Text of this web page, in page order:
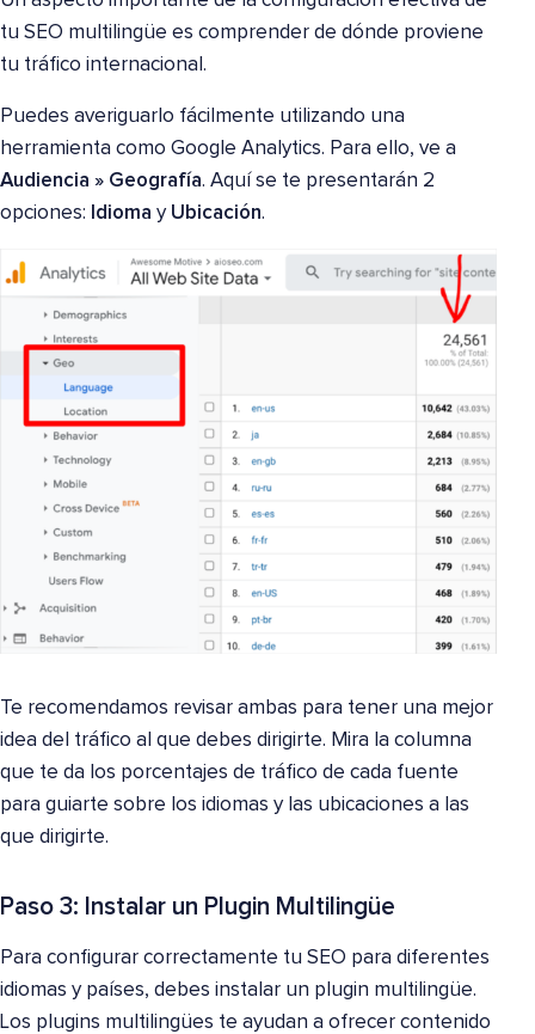
tu SEO multilingüe es comprender de dónde proviene
tu tráfico internacional.
Puedes averiguarlo fácilmente utilizando una
herramienta como Google Analytics. Para ello, ve a
Audiencia » Geografía. Aquí se te presentarán 2
opciones: Idioma y Ubicación.
Te recomendamos revisar ambas para tener una mejor
idea del tráfico al que debes dirigirte. Mira la columna
que te da los porcentajes de tráfico de cada fuente
para guiarte sobre los idiomas y las ubicaciones a las
que dirigirte.
Paso 3: Instalar un Plugin Multilingüe
Para configurar correctamente tu SEO para diferentes
idiomas y países, debes instalar un plugin multilingüe.
Los plugins multilingües te ayudan a ofrecer contenido